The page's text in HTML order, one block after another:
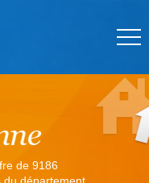
de 9186